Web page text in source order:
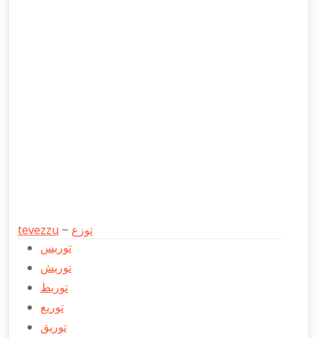
tevezzu ~ توزع
توريس
توریش
توريط
توريع
توريق